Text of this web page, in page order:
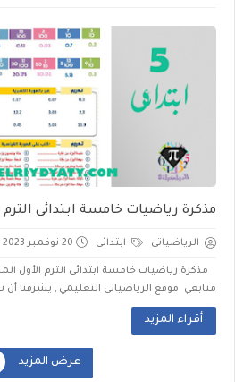
مذكرة رياضيات خامسة ابتدائى الترم
الرياضياتى ابتدائى 20 نوفمبر 2023
مذكرة رياضيات خامسة ابتدائى الترم الأول
متابعي موقع الرياضياتى التعليمي , يشرفنا أن
أقراء المزيد
عرض المزيد